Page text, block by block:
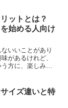
ットとは？
始める人向け
いいことがあり
があるけれど、
方に、楽しみ方
イズ違いと特